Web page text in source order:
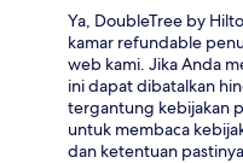
Ya, DoubleTree by
kamar refundable
web kami. Jika Anda
ini dapat dibatalkan
tergantung kebijakan
untuk membaca
dan ketentuan